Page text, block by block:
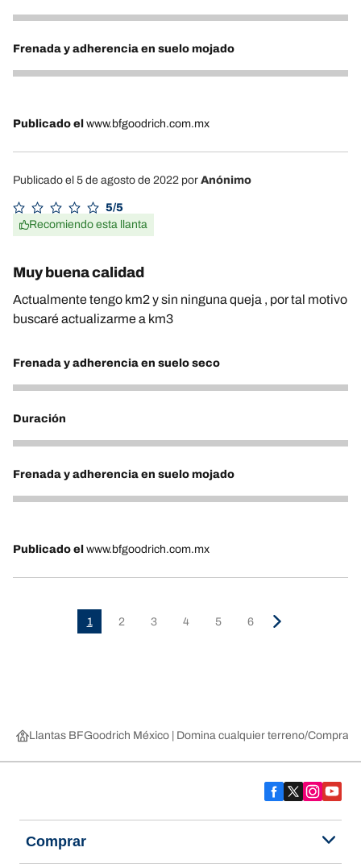
5
Frenada y adherencia en suelo mojado
5
Publicado el www.bfgoodrich.com.mx
Publicado el 5 de agosto de 2022 por Anónimo
5/5
Recomiendo esta llanta
Muy buena calidad
Actualmente tengo km2 y sin ninguna queja , por tal motivo
buscaré actualizarme a km3
Frenada y adherencia en suelo seco
5
Duración
5
Frenada y adherencia en suelo mojado
5
Publicado el www.bfgoodrich.com.mx
1 2 3 4 5 6
Llantas BFGoodrich México | Domina cualquier terreno Compra
Comprar